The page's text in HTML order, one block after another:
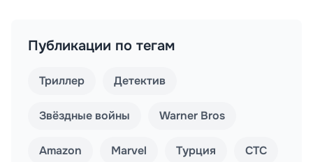
Публикации по тегам
Триллер Детектив
Звёздные войны Warner Bros
Amazon Marvel Турция СТС